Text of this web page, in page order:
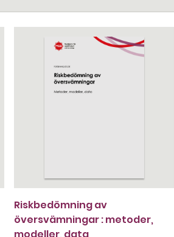
Riskbedömning av
översvämningar : metoder,